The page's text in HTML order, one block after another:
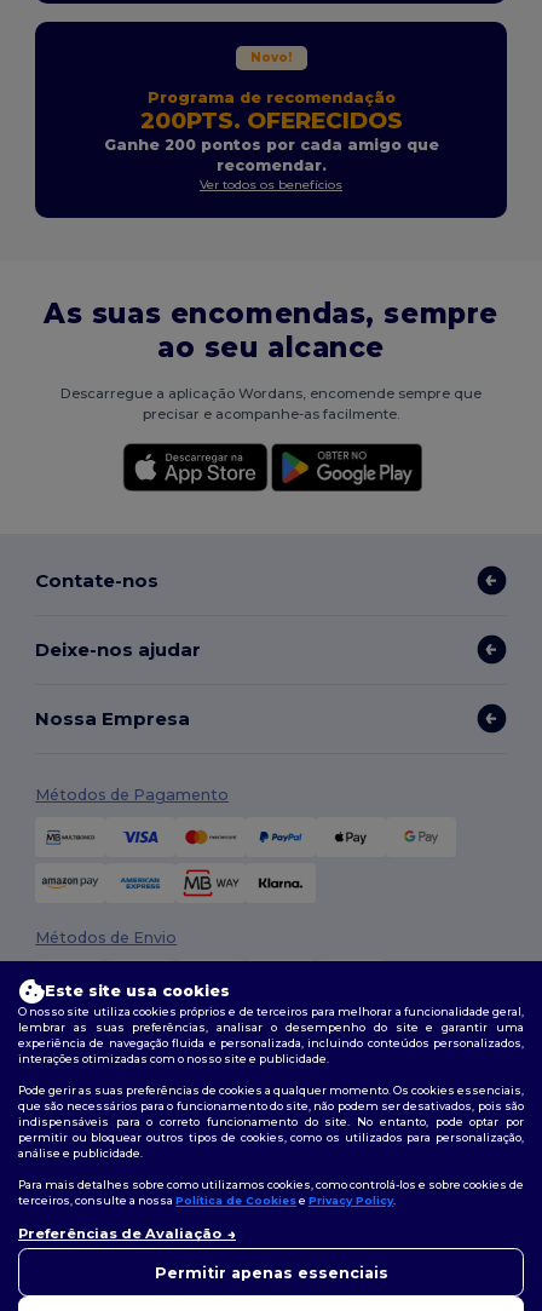
Novo!
Programa de recomendação
200PTS. OFERECIDOS
Ganhe 200 pontos por cada amigo que
recomendar.
Ver todos os benefícios
As suas encomendas, sempre
ao seu alcance
Descarregue a aplicação Wordans, encomende sempre que
precisar e acompanhe-as facilmente.
Contate-nos
Deixe-nos ajudar
Nossa Empresa
Métodos de Pagamento
Métodos de Envio
2026. Todos os direitos reservados
Termos e Condições|Política de personalização
|Política de cookies|Mapa do Site
Siga-nos
Este site usa cookies
O nosso site utiliza cookies próprios e de terceiros para melhorar a funcionalidade geral,
lembrar as suas preferências, analisar o desempenho do site e garantir uma
experiência de navegação fluida e personalizada, incluindo conteúdos personalizados,
interações otimizadas com o nosso site e publicidade.
Pode gerir as suas preferências de cookies a qualquer momento. Os cookies essenciais,
que são necessários para o funcionamento do site, não podem ser desativados, pois são
indispensáveis para o correto funcionamento do site. No entanto, pode optar por
permitir ou bloquear outros tipos de cookies, como os utilizados para personalização,
análise e publicidade.
Para mais detalhes sobre como utilizamos cookies, como controlá-los e sobre cookies de
terceiros, consulte a nossa Política de Cookiese Privacy Policy.
Preferências de Avaliação
Permitir apenas essenciais
questão, pode contactar-nos a